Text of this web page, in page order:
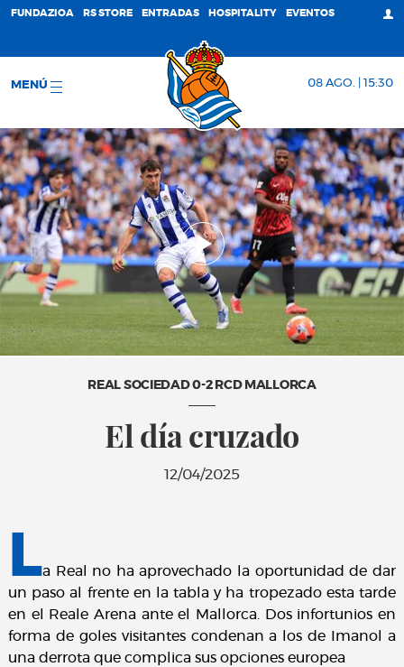
FUNDAZIOA RS STORE ENTRADAS HOSPITALITY EVENTOS
MENÚ 08 AGO. | 15:30
REAL SOCIEDAD 0-2 RCD MALLORCA
El día cruzado
12/04/2025
La Real no ha aprovechado la oportunidad de dar
un paso al frente en la tabla y ha tropezado esta tarde
en el Reale Arena ante el Mallorca. Dos infortunios en
forma de goles visitantes condenan a los de Imanol a
una derrota que complica sus opciones europea